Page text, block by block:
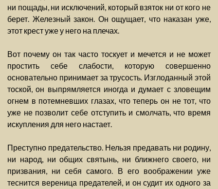
ни пощады, ни исключений, который взяток ни от кого не
берет. Железный закон. Он ощущает, что наказан уже,
этот крест уже у него на плечах.
Вот почему он так часто тоскует и мечется и не может
простить себе слабости, которую совершенно
основательно принимает за трусость. Изглоданный этой
тоской, он выпрямляется иногда и думает с зловещим
огнем в потемневших глазах, что теперь он не тот, что
уже не позволит себе отступить и смолчать, что время
искупления для него настает.
Преступно предательство. Нельзя предавать ни родину,
ни народ, ни общих святынь, ни ближнего своего, ни
призвания, ни себя самого. В его воображении уже
теснится вереница предателей, и он судит их одного за